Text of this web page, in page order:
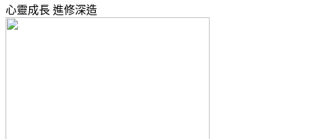
心靈成長 進修深造